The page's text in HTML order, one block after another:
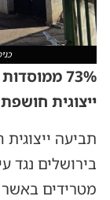
73%
ייצוגית
תביעה
בירושלים נגד
מטרידים באשר